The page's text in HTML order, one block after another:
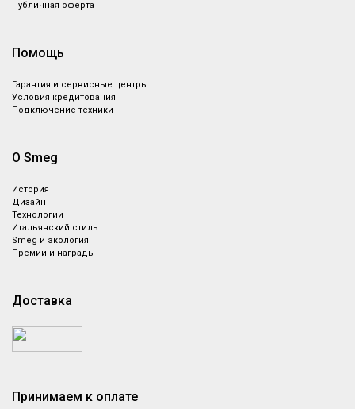
Публичная оферта
Помощь
Гарантия и сервисные центры
Условия кредитования
Подключение техники
О Smeg
История
Дизайн
Технологии
Итальянский стиль
Smeg и экология
Премии и награды
Доставка
Принимаем к оплате